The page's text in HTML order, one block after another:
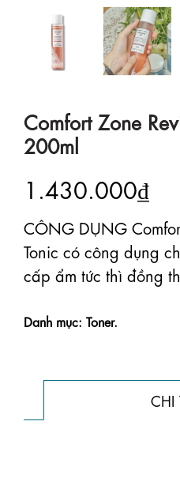
Comfort Zone
200ml
1.430.000₫
CÔNG DỤNG
Tonic có công dụng
cấp ẩm tức thì đồng
Danh mục: Toner.
CHI